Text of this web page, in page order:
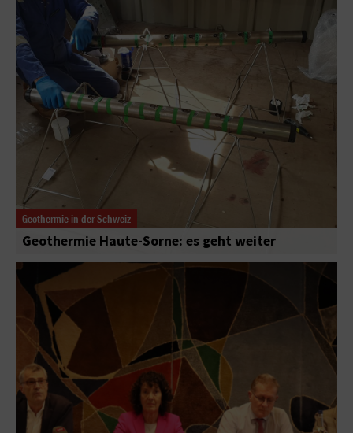
Geothermie in der Schweiz
Geothermie Haute-Sorne: es geht weiter